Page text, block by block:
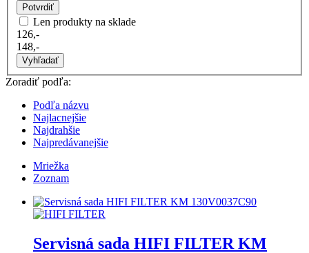
Potvrdiť
Len produkty na sklade
126,-
148,-
Vyhľadať
Zoradiť podľa:
Podľa názvu
Najlacnejšie
Najdrahšie
Najpredávanejšie
Mriežka
Zoznam
Servisná sada HIFI FILTER KM